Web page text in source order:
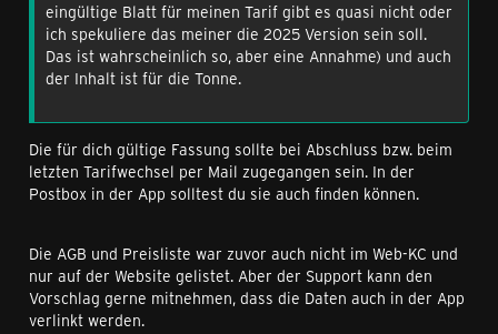
eingültige Blatt für meinen Tarif gibt es quasi nicht oder
ich spekuliere das meiner die 2025 Version sein soll.
Das ist wahrscheinlich so, aber eine Annahme) und auch
der Inhalt ist für die Tonne.
Die für dich gültige Fassung sollte bei Abschluss bzw. beim
letzten Tarifwechsel per Mail zugegangen sein. In der
Postbox in der App solltest du sie auch finden können.
Die AGB und Preisliste war zuvor auch nicht im Web-KC und
nur auf der Website gelistet. Aber der Support kann den
Vorschlag gerne mitnehmen, dass die Daten auch in der App
verlinkt werden.